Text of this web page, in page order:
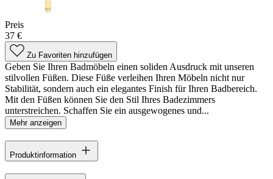
Preis
37 €
Zu Favoriten hinzufügen
Geben Sie Ihren Badmöbeln einen soliden Ausdruck mit unseren
stilvollen Füßen. Diese Füße verleihen Ihren Möbeln nicht nur
Stabilität, sondern auch ein elegantes Finish für Ihren Badbereich.
Mit den Füßen können Sie den Stil Ihres Badezimmers
unterstreichen. Schaffen Sie ein ausgewogenes und...
Mehr anzeigen
Produktinformation